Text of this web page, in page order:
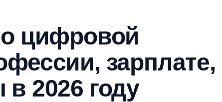
цифровой
зарплате,
2026 году